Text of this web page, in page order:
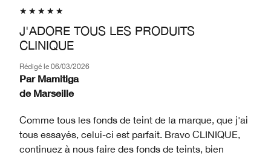
J'ADORE TOUS LES PRODUITS
CLINIQUE
Rédigé le 06/03/2026
Par Mamitiga
de Marseille
Comme tous les fonds de teint de la marque, que j'ai
tous essayés, celui-ci est parfait. Bravo CLINIQUE,
continuez à nous faire des fonds de teints, bien